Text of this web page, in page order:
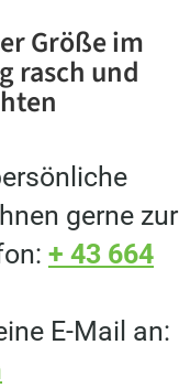
Größe im
rasch und
gerne zur
+ 43 664
E-Mail an: